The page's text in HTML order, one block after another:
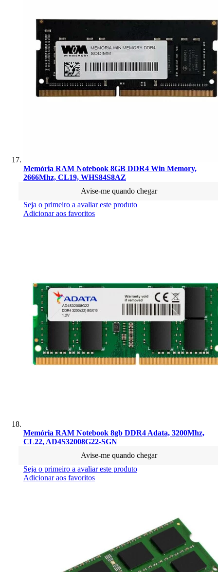
Memória RAM Notebook 8GB DDR4 Win Memory,
2666Mhz, CL19, WHS84S8AZ
Avise-me quando chegar
Seja o primeiro a avaliar este produto
Adicionar aos favoritos
Memória RAM Notebook 8gb DDR4 Adata, 3200Mhz,
CL22, AD4S32008G22-SGN
Avise-me quando chegar
Seja o primeiro a avaliar este produto
Adicionar aos favoritos